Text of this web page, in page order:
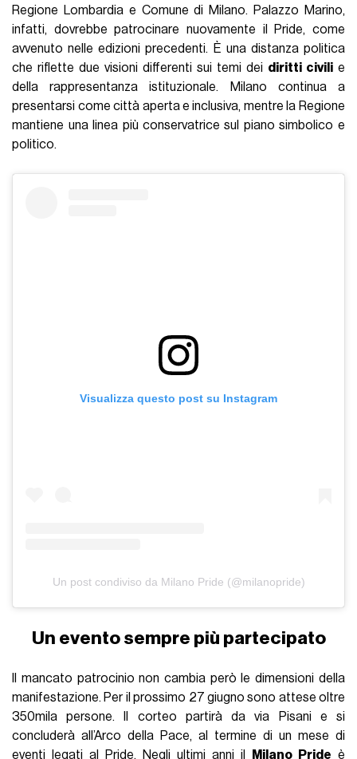
Regione Lombardia e Comune di Milano. Palazzo Marino,
infatti, dovrebbe patrocinare nuovamente il Pride, come
avvenuto nelle edizioni precedenti. È una distanza politica
che riflette due visioni differenti sui temi dei diritti civilie
della rappresentanza istituzionale. Milano continua a
presentarsi come città aperta e inclusiva, mentre la Regione
mantiene una linea più conservatrice sul piano simbolico e
politico.
Visualizza questo post su Instagram
Un post condiviso da Milano Pride (@milanopride)
Un evento sempre più partecipato
Il mancato patrocinio non cambia però le dimensioni della
manifestazione. Per il prossimo 27 giugno sono attese oltre
350mila persone. Il corteo partirà da via Pisani e si
concluderà all’Arco della Pace, al termine di un mese di
eventi legati al Pride. Negli ultimi anni il
Milano Pride è